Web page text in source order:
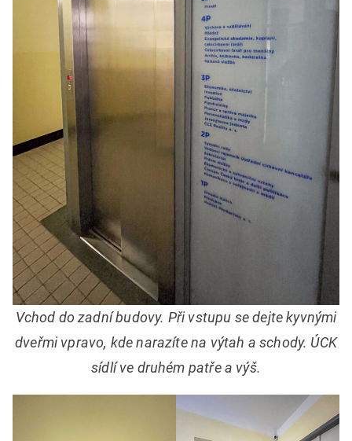
Vchod do zadní budovy. Při vstupu se dejte kyvnými
dveřmi vpravo, kde narazíte na výtah a schody. ÚCK
sídlí ve druhém patře a výš.